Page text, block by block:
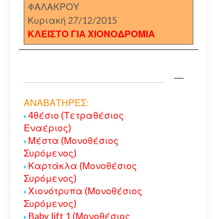
ΦΑΛΑΚΡΟΥ
Κυριακή 27/12/2015
ΚΛΕΙΣΤΟ ΓΙΑ ΧΙΟΝΟΔΡΟΜΙΑ
ΑΝΑΒΑΤΗΡΕΣ:
4θέσιο (Τετραθέσιος
Εναέριος)
Μέστα (Μονοθέσιος
Συρόμενος)
Καρτάκλα (Μονοθέσιος
Συρόμενος)
Χιονότρυπα (Μονοθέσιος
Συρόμενος)
Baby lift 1 (Μονοθέσιος